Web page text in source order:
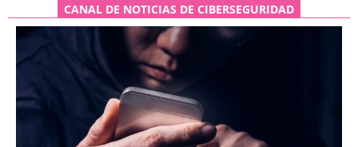
CANAL DE NOTICIAS DE CIBERSEGURIDAD